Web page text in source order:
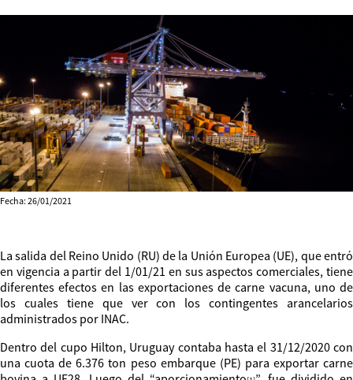
Fecha: 26/01/2021
La salida del Reino Unido (RU) de la Unión Europea (UE), que entró
en vigencia a partir del 1/01/21 en sus aspectos comerciales, tiene
diferentes efectos en las exportaciones de carne vacuna, uno de
los cuales tiene que ver con los contingentes arancelarios
administrados por INAC.
Dentro del cupo Hilton, Uruguay contaba hasta el 31/12/2020 con
una cuota de 6.376 ton peso embarque (PE) para exportar carne